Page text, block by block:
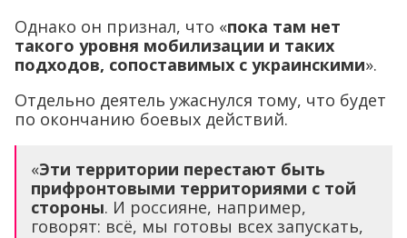
Однако он признал, что «пока там нет
такого уровня мобилизации и таких
подходов, сопоставимых с украинскими».
Отдельно деятель ужаснулся тому, что будет
по окончанию боевых действий.
«Эти территории перестают быть
прифронтовыми территориями с той
стороны. И россияне, например,
говорят: всё, мы готовы всех запускать,